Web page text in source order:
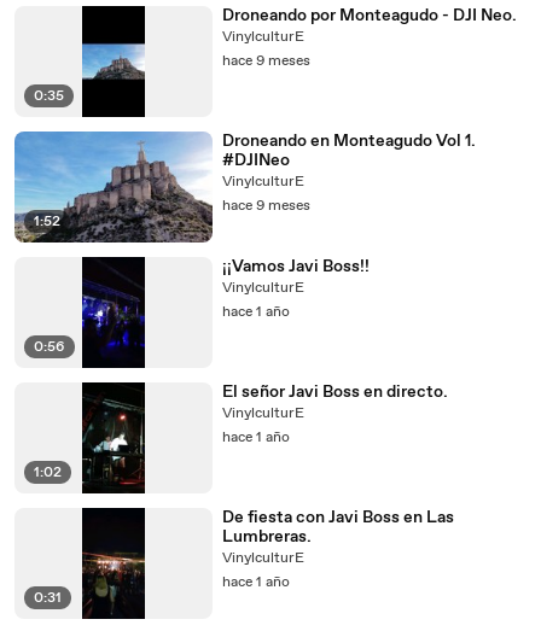
0:35
Droneando por Monteagudo - DJI Neo.
VinylculturE
hace 9 meses
1:52
Droneando en Monteagudo Vol 1.
#DJINeo
VinylculturE
hace 9 meses
0:56
¡¡Vamos Javi Boss!!
VinylculturE
hace 1 año
1:02
El señor Javi Boss en directo.
VinylculturE
hace 1 año
0:31
De fiesta con Javi Boss en Las
Lumbreras.
VinylculturE
hace 1 año